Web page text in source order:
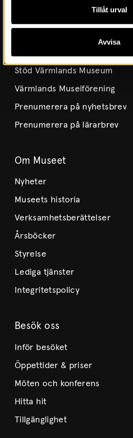
Tillåt urval
Avvisa
Stöd Värmlands Museum
Värmlands Museiförening
Prenumerera på nyhetsbrev
Prenumerera på lärarbrev
Om Museet
Nyheter
Museets historia
Verksamhetsberättelser
Årsböcker
Styrelse
Lediga tjänster
Integritetspolicy
Besök oss
Inför besöket
Öppettider & priser
Möten och konferens
Hitta hit
Tillgänglighet